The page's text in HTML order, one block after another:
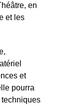
en
et les
et
pourra